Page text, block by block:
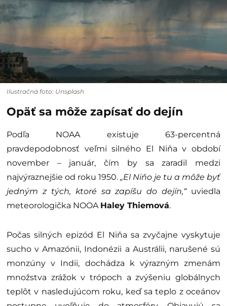
Ilustračná foto: Unsplash
Opäť sa môže zapísať do dejín
Podľa NOAA existuje 63-percentná
pravdepodobnosť veľmi silného El Niňa v období
november – január, čím by sa zaradil medzi
najvýraznejšie od roku 1950. „El Niňo je tu a môže byť
jedným z tých, ktoré sa zapíšu do dejín,“uviedla
meteorologička NOOA Haley Thiemová.
Počas silných epizód El Niňa sa zvyčajne vyskytuje
sucho v Amazónii, Indonézii a Austrálii, narušené sú
monzúny v Indii, dochádza k výrazným zmenám
množstva zrážok v trópoch a zvýšeniu globálnych
teplôt v nasledujúcom roku, keď sa teplo z oceánov